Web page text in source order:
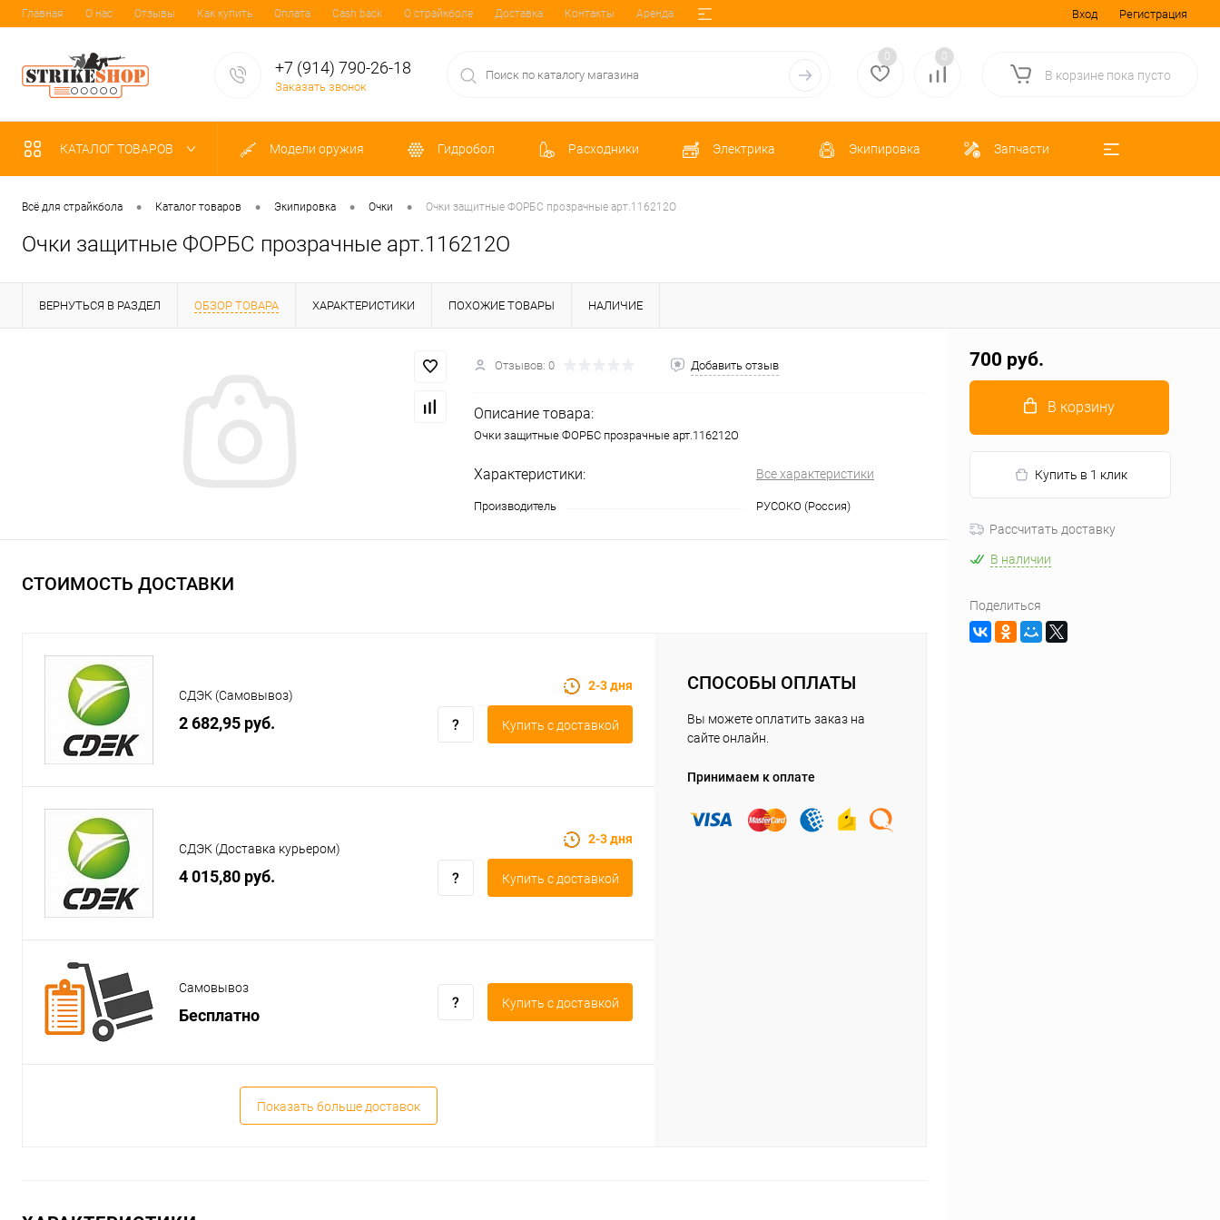
Главная О нас Отзывы Как купить Оплата Cash back О страйкболе Доставка Контакты Аренда Вход Регистрация
+7 (914) 790-26-18
Заказать звонок
0 0
В корзине пока пусто
КАТАЛОГ ТОВАРОВ Модели оружия Гидробол Расходники Электрика Экипировка Запчасти
Всё для страйкбола • Каталог товаров • Экипировка • Очки • Очки защитные ФОРБС прозрачные арт.116212О
Очки защитные ФОРБС прозрачные арт.116212О
ВЕРНУТЬСЯ В РАЗДЕЛ ОБЗОР ТОВАРА ХАРАКТЕРИСТИКИ ПОХОЖИЕ ТОВАРЫ НАЛИЧИЕ
Отзывов: 0 Добавить отзыв
Описание товара:
Очки защитные ФОРБС прозрачные арт.116212О
Характеристики: Все характеристики
Производитель РУСОКО (Россия)
СТОИМОСТЬ ДОСТАВКИ
СДЭК (Самовывоз)
2 682,95 руб.
2-3 дня
Купить c доставкой
СДЭК (Доставка курьером)
4 015,80 руб.
2-3 дня
Купить c доставкой
Самовывоз
Бесплатно
Купить c доставкой
Показать больше доставок
СПОСОБЫ ОПЛАТЫ
Вы можете оплатить заказ на
сайте онлайн.
Принимаем к оплате
700 руб.
В корзину
Купить в 1 клик
Рассчитать доставку
В наличии
Поделиться